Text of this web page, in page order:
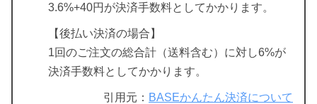
3.6%+40円が決済手数料としてかかります。
【後払い決済の場合】
1回のご注文の総合計（送料含む）に対し6%が
決済手数料としてかかります。
引用元： BASEかんたん決済について